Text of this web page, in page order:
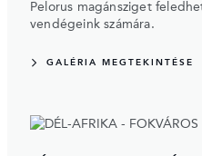
Pelorus magánsziget
vendégeink számára.
GALÉRIA MEGTEKINTÉSE